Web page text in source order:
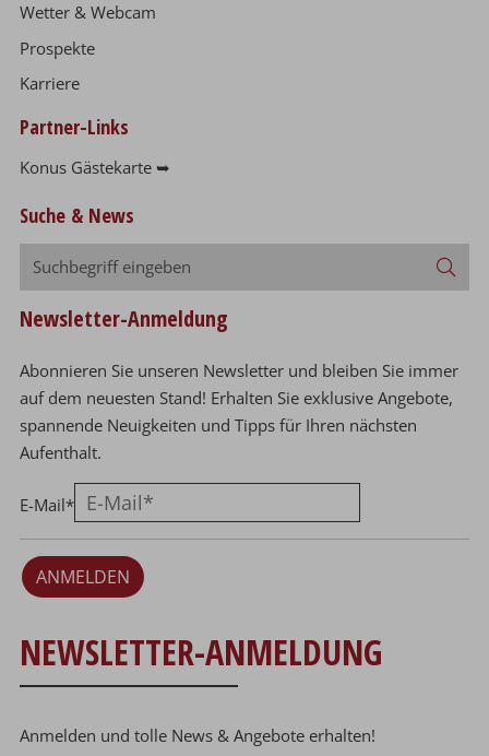
Wetter & Webcam
Prospekte
Karriere
Partner-Links
Konus Gästekarte ➥
Suche & News
Suchbegriff
eingeben
Newsletter-Anmeldung
Abonnieren Sie unseren Newsletter und bleiben Sie immer
auf dem neuesten Stand! Erhalten Sie exklusive Angebote,
spannende Neuigkeiten und Tipps für Ihren nächsten
Aufenthalt.
E-Mail*
ANMELDEN
NEWSLETTER-ANMELDUNG
Anmelden und tolle News & Angebote erhalten!